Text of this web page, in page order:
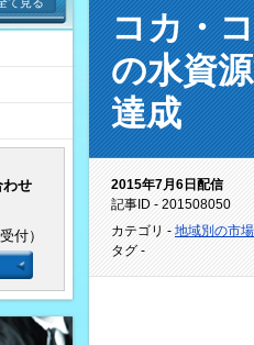
コカ・
の水資
達成
2015年7月6日配信
記事ID - 201508050
カテゴリ - 地域別の市
タグ -
わせ
付）